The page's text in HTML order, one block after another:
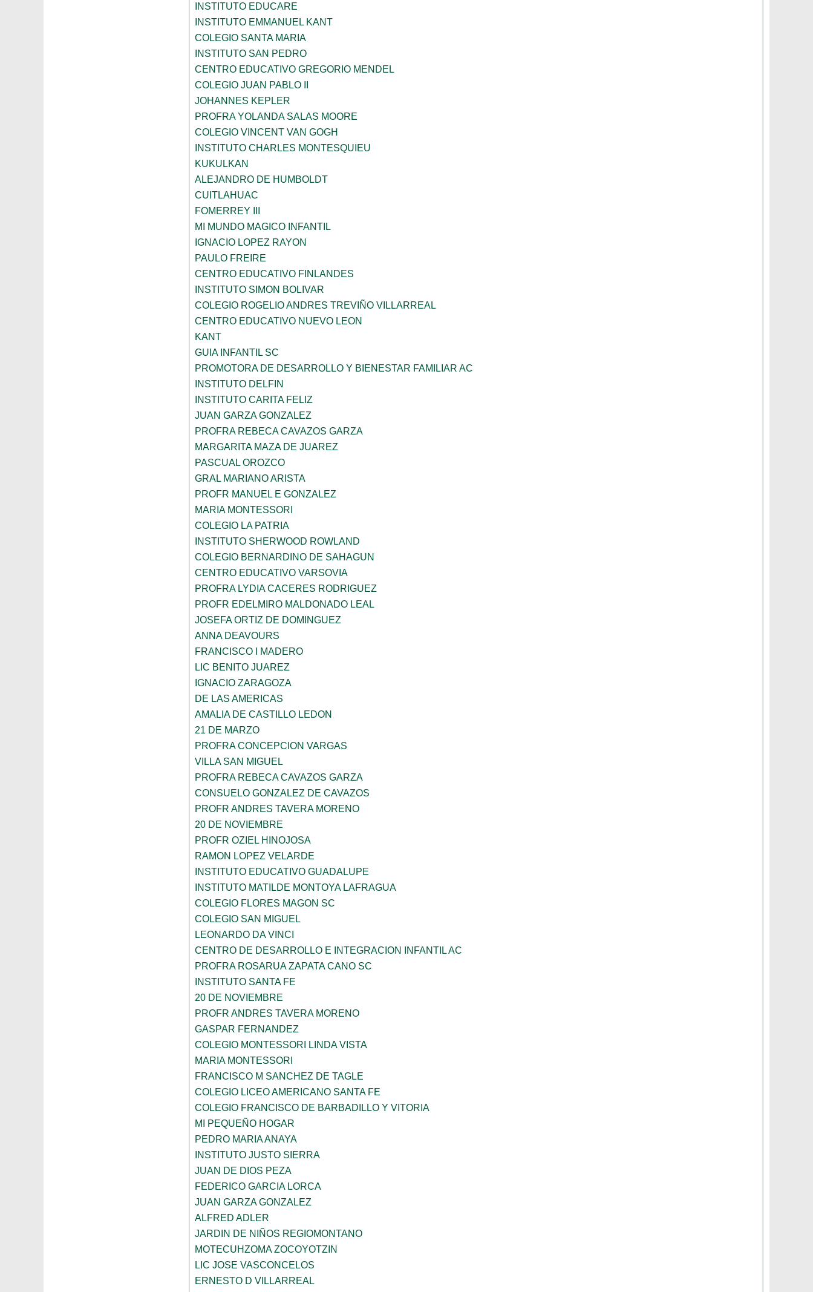
INSTITUTO EDUCARE
INSTITUTO EMMANUEL KANT
COLEGIO SANTA MARIA
INSTITUTO SAN PEDRO
CENTRO EDUCATIVO GREGORIO MENDEL
COLEGIO JUAN PABLO II
JOHANNES KEPLER
PROFRA YOLANDA SALAS MOORE
COLEGIO VINCENT VAN GOGH
INSTITUTO CHARLES MONTESQUIEU
KUKULKAN
ALEJANDRO DE HUMBOLDT
CUITLAHUAC
FOMERREY III
MI MUNDO MAGICO INFANTIL
IGNACIO LOPEZ RAYON
PAULO FREIRE
CENTRO EDUCATIVO FINLANDES
INSTITUTO SIMON BOLIVAR
COLEGIO ROGELIO ANDRES TREVIÑO VILLARREAL
CENTRO EDUCATIVO NUEVO LEON
KANT
GUIA INFANTIL SC
PROMOTORA DE DESARROLLO Y BIENESTAR FAMILIAR AC
INSTITUTO DELFIN
INSTITUTO CARITA FELIZ
JUAN GARZA GONZALEZ
PROFRA REBECA CAVAZOS GARZA
MARGARITA MAZA DE JUAREZ
PASCUAL OROZCO
GRAL MARIANO ARISTA
PROFR MANUEL E GONZALEZ
MARIA MONTESSORI
COLEGIO LA PATRIA
INSTITUTO SHERWOOD ROWLAND
COLEGIO BERNARDINO DE SAHAGUN
CENTRO EDUCATIVO VARSOVIA
PROFRA LYDIA CACERES RODRIGUEZ
PROFR EDELMIRO MALDONADO LEAL
JOSEFA ORTIZ DE DOMINGUEZ
ANNA DEAVOURS
FRANCISCO I MADERO
LIC BENITO JUAREZ
IGNACIO ZARAGOZA
DE LAS AMERICAS
AMALIA DE CASTILLO LEDON
21 DE MARZO
PROFRA CONCEPCION VARGAS
VILLA SAN MIGUEL
PROFRA REBECA CAVAZOS GARZA
CONSUELO GONZALEZ DE CAVAZOS
PROFR ANDRES TAVERA MORENO
20 DE NOVIEMBRE
PROFR OZIEL HINOJOSA
RAMON LOPEZ VELARDE
INSTITUTO EDUCATIVO GUADALUPE
INSTITUTO MATILDE MONTOYA LAFRAGUA
COLEGIO FLORES MAGON SC
COLEGIO SAN MIGUEL
LEONARDO DA VINCI
CENTRO DE DESARROLLO E INTEGRACION INFANTIL AC
PROFRA ROSARUA ZAPATA CANO SC
INSTITUTO SANTA FE
20 DE NOVIEMBRE
PROFR ANDRES TAVERA MORENO
GASPAR FERNANDEZ
COLEGIO MONTESSORI LINDA VISTA
MARIA MONTESSORI
FRANCISCO M SANCHEZ DE TAGLE
COLEGIO LICEO AMERICANO SANTA FE
COLEGIO FRANCISCO DE BARBADILLO Y VITORIA
MI PEQUEÑO HOGAR
PEDRO MARIA ANAYA
INSTITUTO JUSTO SIERRA
JUAN DE DIOS PEZA
FEDERICO GARCIA LORCA
JUAN GARZA GONZALEZ
ALFRED ADLER
JARDIN DE NIÑOS REGIOMONTANO
MOTECUHZOMA ZOCOYOTZIN
LIC JOSE VASCONCELOS
ERNESTO D VILLARREAL